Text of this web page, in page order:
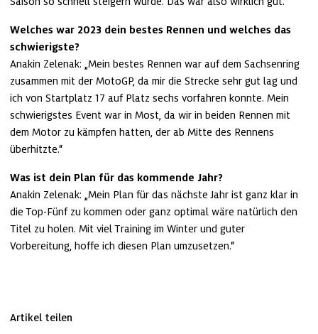
Welches war 2023 dein bestes Rennen und welches das
schwierigste?
Anakin Zelenak: „Mein bestes Rennen war auf dem Sachsenring
zusammen mit der MotoGP, da mir die Strecke sehr gut lag und
ich von Startplatz 17 auf Platz sechs vorfahren konnte. Mein
schwierigstes Event war in Most, da wir in beiden Rennen mit
dem Motor zu kämpfen hatten, der ab Mitte des Rennens
überhitzte.“
Was ist dein Plan für das kommende Jahr?
Anakin Zelenak: „Mein Plan für das nächste Jahr ist ganz klar in
die Top-Fünf zu kommen oder ganz optimal wäre natürlich den
Titel zu holen. Mit viel Training im Winter und guter
Vorbereitung, hoffe ich diesen Plan umzusetzen.“
Artikel teilen